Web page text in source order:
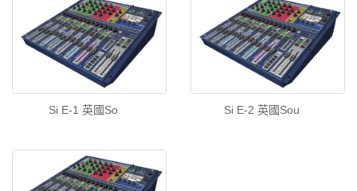
Si E-1 英國So Si E-2 英國Sou